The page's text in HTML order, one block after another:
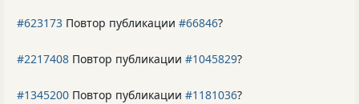
#623173 Повтор публикации #66846?
#2217408 Повтор публикации #1045829?
#1345200 Повтор публикации #1181036?